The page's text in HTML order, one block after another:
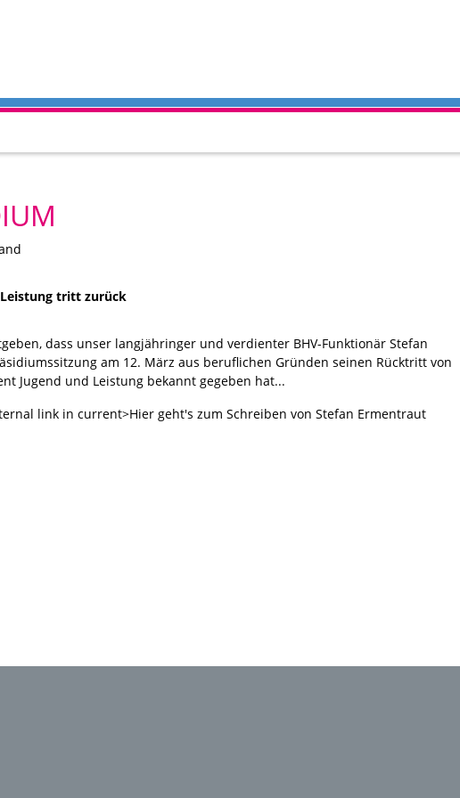
tritt zurück
dass unser langjähringer und verdienter BHV-Funktionär Stefan
am 12. März aus beruflichen Gründen seinen Rücktritt von
Jugend und Leistung bekannt gegeben hat...
link in current>Hier geht's zum Schreiben von Stefan Ermentraut